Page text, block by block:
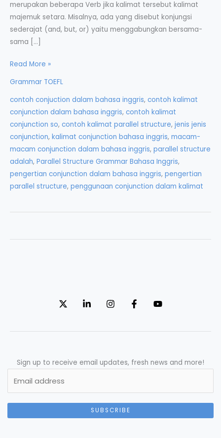
merupakan beberapa Verb jika kalimat tersebut kalimat
majemuk setara. Misalnya, ada yang disebut konjungsi
sederajat (and, but, or) yaitu menggabungkan bersama-
sama […]
Parallel
Grammar
Bahasa
Inggris
Read More »
Grammar TOEFL
contoh conjuction dalam bahasa inggris, contoh kalimat
conjunction dalam bahasa inggris, contoh kalimat
conjunction so, contoh kalimat parallel structure, jenis jenis
conjunction, kalimat conjunction bahasa inggris, macam-
macam conjunction dalam bahasa inggris, parallel structure
adalah, Parallel Structure Grammar Bahasa Inggris,
pengertian conjunction dalam bahasa inggris, pengertian
parallel structure, penggunaan conjunction dalam kalimat
Sign up to receive email updates, fresh news and more!
SUBSCRIBE